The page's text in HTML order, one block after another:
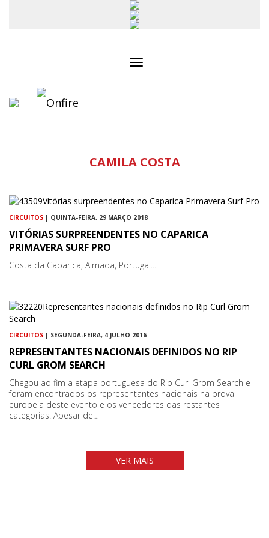
CAMILA COSTA
CIRCUITOS | QUINTA-FEIRA, 29 MARÇO 2018
VITÓRIAS SURPREENDENTES NO CAPARICA
PRIMAVERA SURF PRO
Costa da Caparica, Almada, Portugal...
CIRCUITOS | SEGUNDA-FEIRA, 4 JULHO 2016
REPRESENTANTES NACIONAIS DEFINIDOS NO RIP
CURL GROM SEARCH
Chegou ao fim a etapa portuguesa do Rip Curl Grom Search e
foram encontrados os representantes nacionais na prova
europeia deste evento e os vencedores das restantes
categorias. Apesar de…
VER MAIS